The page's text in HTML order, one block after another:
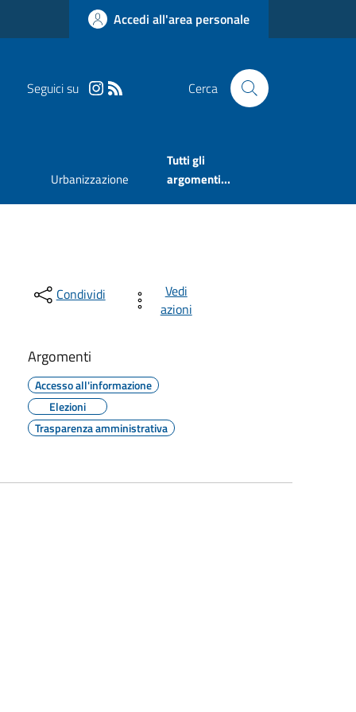
Accedi all'area personale
Seguici su Cerca
Urbanizzazione
Tutti gli
argomenti...
Condividi
Vedi
azioni
Argomenti
Accesso all'informazione
Elezioni
Trasparenza amministrativa